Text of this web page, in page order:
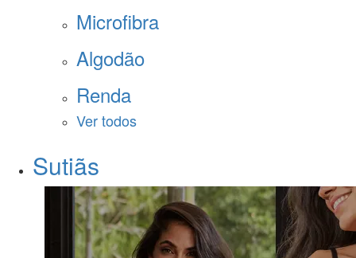
Microfibra
Algodão
Renda
Ver todos
Sutiãs